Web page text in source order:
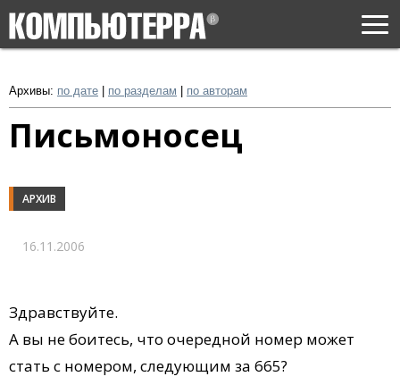
Архивы: по дате по разделам по авторам
Письмоносец
АРХИВ
16.11.2006
Здравствуйте.
А вы не боитесь, что очередной номер может
стать с номером, следующим за 665?